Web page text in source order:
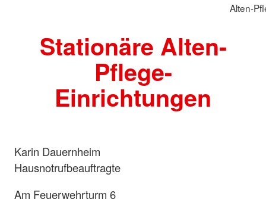
Alten-
Stationäre Alten-
Pflege-
Einrichtungen
Karin Dauernheim
Hausnotrufbeauftragte
Am Feuerwehrturm 6